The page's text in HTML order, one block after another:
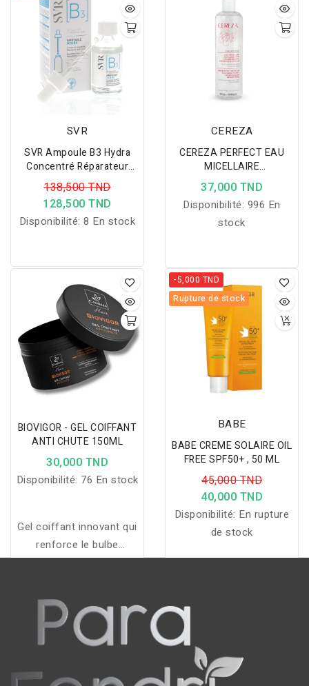
SVR
SVR Ampoule B3 Hydra
Concentré Réparateur
Repulpant
138,500 TND
128,500 TND
Disponibilité:8 En stock
CEREZA
CEREZA PERFECT EAU
MICELLAIRE
DEMAQUILLANTE
ECLAIRCISSANTE 400ML
37,000 TND
Disponibilité: 996 En
stock
BIOVIGOR - GEL COIFFANT
ANTI CHUTE 150ML
30,000 TND
Disponibilité: 76 En stock
Gel coiffant innovant qui
renforce le bulbe
capillaire, freine la chute
des cheveux.
-5,000 TND
Rupture de stock
BABE
BABE CREME SOLAIRE OIL
FREE SPF50+ , 50 ML
45,000 TND
40,000 TND
Disponibilité: En rupture
de stock